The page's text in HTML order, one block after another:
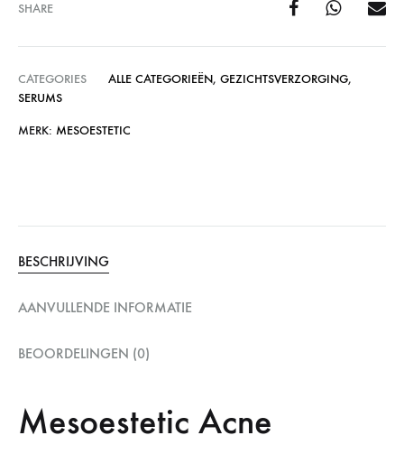
SHARE
CATEGORIES ALLE CATEGORIEËN, GEZICHTSVERZORGING,
SERUMS
MERK: MESOESTETIC
BESCHRIJVING
AANVULLENDE INFORMATIE
BEOORDELINGEN (0)
Mesoestetic Acne